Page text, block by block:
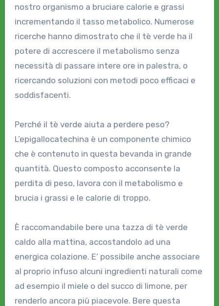
nostro organismo a bruciare calorie e grassi
incrementando il tasso metabolico. Numerose
ricerche hanno dimostrato che il tè verde ha il
potere di accrescere il metabolismo senza
necessità di passare intere ore in palestra, o
ricercando soluzioni con metodi poco efficaci e
soddisfacenti.
Perché il tè verde aiuta a perdere peso?
L’epigallocatechina è un componente chimico
che è contenuto in questa bevanda in grande
quantità. Questo composto acconsente la
perdita di peso, lavora con il metabolismo e
brucia i grassi e le calorie di troppo.
È raccomandabile bere una tazza di tè verde
caldo alla mattina, accostandolo ad una
energica colazione. E’ possibile anche associare
al proprio infuso alcuni ingredienti naturali come
ad esempio il miele o del succo di limone, per
renderlo ancora più piacevole. Bere questa